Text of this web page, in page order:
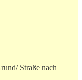
Straße nach